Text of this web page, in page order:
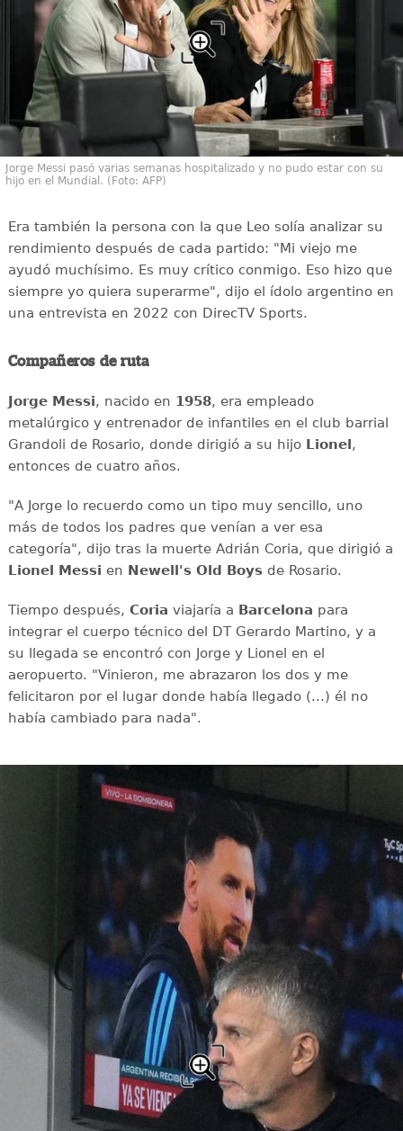
Jorge Messi pasó varias semanas hospitalizado y no pudo estar con su
hijo en el Mundial. (Foto: AFP)
Era también la persona con la que Leo solía analizar su
rendimiento después de cada partido: "Mi viejo me
ayudó muchísimo. Es muy crítico conmigo. Eso hizo que
siempre yo quiera superarme", dijo el ídolo argentino en
una entrevista en 2022 con DirecTV Sports.
Compañeros de ruta
Jorge Messi, nacido en 1958, era empleado
metalúrgico y entrenador de infantiles en el club barrial
Grandoli de Rosario, donde dirigió a su hijo Lionel,
entonces de cuatro años.
"A Jorge lo recuerdo como un tipo muy sencillo, uno
más de todos los padres que venían a ver esa
categoría", dijo tras la muerte Adrián Coria, que dirigió a
Lionel Messi en Newell's Old Boysde Rosario.
Tiempo después, Coria viajaría a Barcelona para
integrar el cuerpo técnico del DT Gerardo Martino, y a
su llegada se encontró con Jorge y Lionel en el
aeropuerto. "Vinieron, me abrazaron los dos y me
felicitaron por el lugar donde había llegado (...) él no
había cambiado para nada".